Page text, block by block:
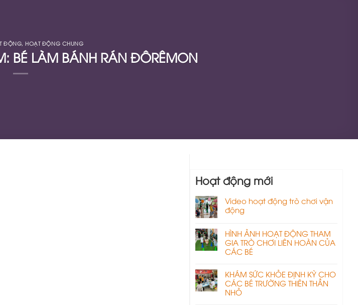
ĐỘNG,HOẠT ĐỘNG CHUNG
BÉ LÀM BÁNH RÁN ĐÔRÊMON
Hoạt động mới
Video hoạt động trò chơi vận
động
HÌNH ẢNH HOẠT ĐỘNG THAM
GIA TRÒ CHƠI LIÊN HOÀN CỦA
CÁC BÉ
KHÁM SỨC KHỎE ĐỊNH KỲ CHO
CÁC BÉ TRƯỜNG THIÊN THẦN
NHỎ